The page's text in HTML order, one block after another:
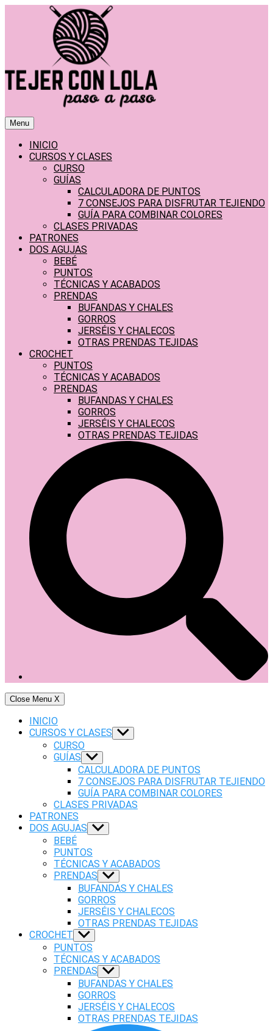
Menu
INICIO
CURSOS Y CLASES
CURSO
GUÍAS
CALCULADORA DE PUNTOS
7 CONSEJOS PARA DISFRUTAR TEJIENDO
GUÍA PARA COMBINAR COLORES
CLASES PRIVADAS
PATRONES
DOS AGUJAS
BEBÉ
PUNTOS
TÉCNICAS Y ACABADOS
PRENDAS
BUFANDAS Y CHALES
GORROS
JERSÉIS Y CHALECOS
OTRAS PRENDAS TEJIDAS
CROCHET
PUNTOS
TÉCNICAS Y ACABADOS
PRENDAS
BUFANDAS Y CHALES
GORROS
JERSÉIS Y CHALECOS
OTRAS PRENDAS TEJIDAS
Close Menu X
INICIO
CURSOS Y CLASES Show
sub
CURSO
GUÍAS Show
sub
menu
CALCULADORA DE PUNTOS
7 CONSEJOS PARA DISFRUTAR TEJIENDO
GUÍA PARA COMBINAR COLORES
CLASES PRIVADAS
PATRONES
DOS AGUJAS Show
sub
BEBÉ
PUNTOS
TÉCNICAS Y ACABADOS
PRENDAS Show
sub
menu
BUFANDAS Y CHALES
GORROS
JERSÉIS Y CHALECOS
OTRAS PRENDAS TEJIDAS
CROCHET Show
sub
menu
PUNTOS
TÉCNICAS Y ACABADOS
PRENDAS Show
sub
menu
BUFANDAS Y CHALES
GORROS
JERSÉIS Y CHALECOS
OTRAS PRENDAS TEJIDAS